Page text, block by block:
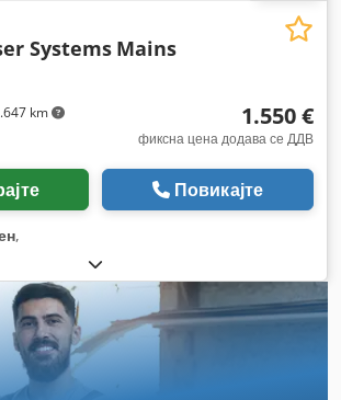
km
Systems Mains
1.550 €
фиксна цена додава се ДДВ
Повикајте
,